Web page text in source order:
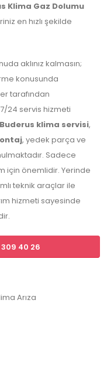
Klima Gaz Dolumu
en hızlı şekilde
aklınız kalmasın;
konusunda
tarafından
24 servis hizmeti
Buderus klima servisi,
, yedek parça ve
Sadece
için önemlidir. Yerinde
teknik araçlar ile
hizmeti sayesinde
309 40 26
Arıza